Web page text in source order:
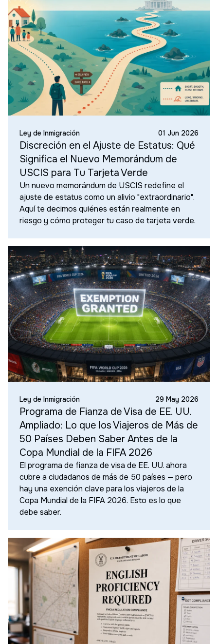
Ley de Inmigración 01 Jun 2026
Discreción en el Ajuste de Estatus: Qué
Significa el Nuevo Memorándum de
USCIS para Tu Tarjeta Verde
Un nuevo memorándum de USCIS redefine el
ajuste de estatus como un alivio "extraordinario".
Aquí te decimos quiénes están realmente en
riesgo y cómo proteger tu caso de tarjeta verde.
Ley de Inmigración 29 May 2026
Programa de Fianza de Visa de EE. UU.
Ampliado: Lo que los Viajeros de Más de
50 Países Deben Saber Antes de la
Copa Mundial de la FIFA 2026
El programa de fianza de visa de EE. UU. ahora
cubre a ciudadanos de más de 50 países — pero
hay una exención clave para los viajeros de la
Copa Mundial de la FIFA 2026. Esto es lo que
debe saber.